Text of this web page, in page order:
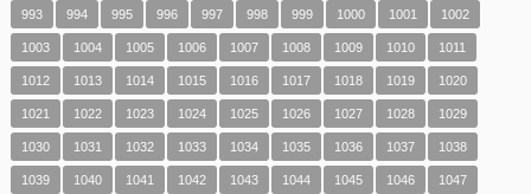
993 994 995 996 997 998 999 1000 1001 1002
1003 1004 1005 1006 1007 1008 1009 1010 1011
1012 1013 1014 1015 1016 1017 1018 1019 1020
1021 1022 1023 1024 1025 1026 1027 1028 1029
1030 1031 1032 1033 1034 1035 1036 1037 1038
1039 1040 1041 1042 1043 1044 1045 1046 1047